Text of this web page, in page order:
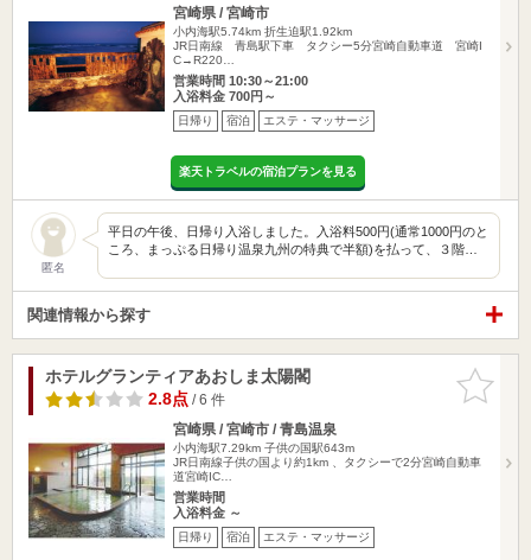
宮崎県 / 宮崎市
小内海駅5.74km 折生迫駅1.92km
JR日南線 青島駅下車 タクシー5分宮崎自動車道 宮崎I
C→R220…
営業時間 10:30～21:00
入浴料金 700円～
日帰り 宿泊 エステ・マッサージ
楽天トラベルの宿泊プランを見る
匿名
平日の午後、日帰り入浴しました。入浴料500円(通常1000円のと
ころ、まっぷる日帰り温泉九州の特典で半額)を払って、３階…
関連情報から探す
お気に入
りに追加
ホテルグランティアあおしま太陽閣
2.8点/ 6 件
宮崎県 / 宮崎市 / 青島温泉
小内海駅7.29km 子供の国駅643m
JR日南線子供の国より約1km 、タクシーで2分宮崎自動車
道宮崎IC…
営業時間
入浴料金 ～
日帰り 宿泊 エステ・マッサージ